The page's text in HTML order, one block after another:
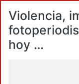
Violencia,
hoy …